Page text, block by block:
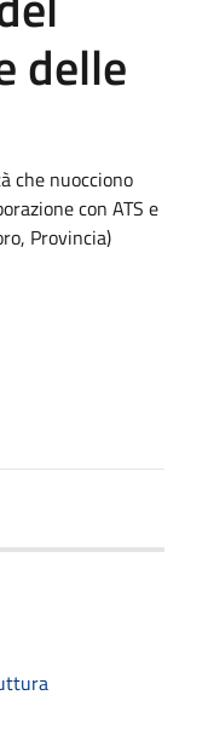
delle
che nuocciono
con ATS e
Provincia)